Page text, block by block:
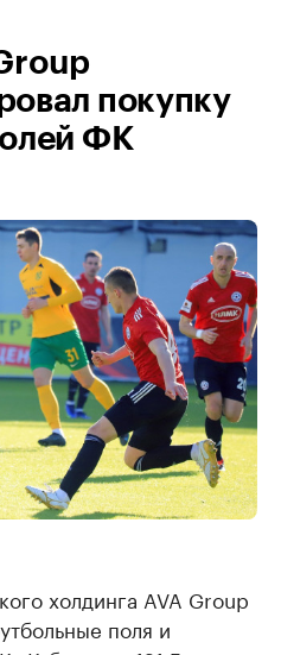
покупку
ФК
холдинга AVA Group
поля и